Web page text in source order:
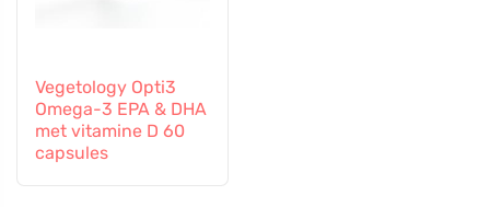
Vegetology Opti3
Omega-3 EPA & DHA
met vitamine D 60
capsules